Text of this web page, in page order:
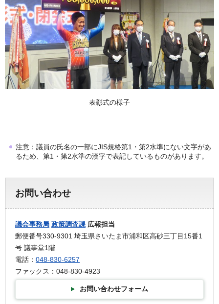
表彰式の様子
注意：議員の氏名の一部にJIS規格第1・第2水準にない文字があ
るため、第1・第2水準の漢字で表記しているものがあります。
お問い合わせ
議会事務局 政策調査課 広報担当
郵便番号330-9301 埼玉県さいたま市浦和区高砂三丁目15番1
号 議事堂1階
電話： 048-830-6257
ファックス：048-830-4923
お問い合わせフォーム